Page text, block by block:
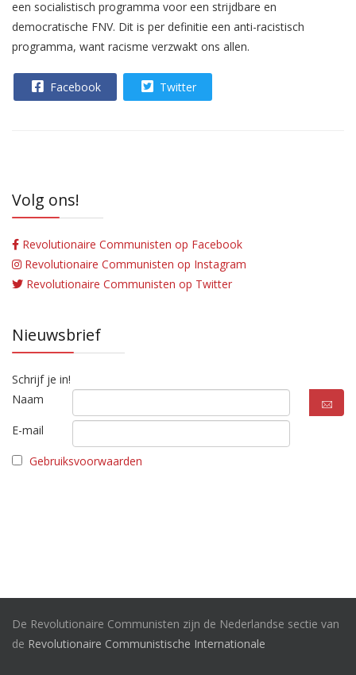
een socialistisch programma voor een strijdbare en
democratische FNV. Dit is per definitie een anti-racistisch
programma, want racisme verzwakt ons allen.
Facebook Twitter
Volg ons!
Revolutionaire Communisten op Facebook
Revolutionaire Communisten op Instagram
Revolutionaire Communisten op Twitter
Nieuwsbrief
Schrijf je in!
Naam
E-mail
Gebruiksvoorwaarden
De Revolutionaire Communisten zijn de Nederlandse sectie van
de Revolutionaire Communistische Internationale